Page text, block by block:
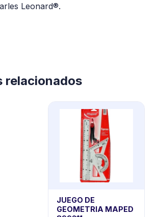
Leonard®.
relacionados
JUEGO DE
GEOMETRIA MAPED